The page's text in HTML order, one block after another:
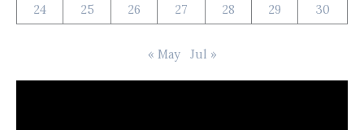
24
25 26 27 28 29 30
« May Jul »